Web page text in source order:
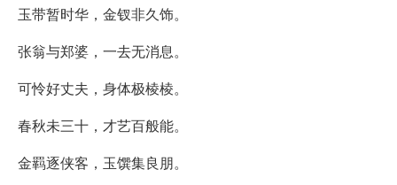
玉带暂时华，金钗非久饰。
张翁与郑婆，一去无消息。
可怜好丈夫，身体极棱棱。
春秋未三十，才艺百般能。
金羁逐侠客，玉馔集良朋。